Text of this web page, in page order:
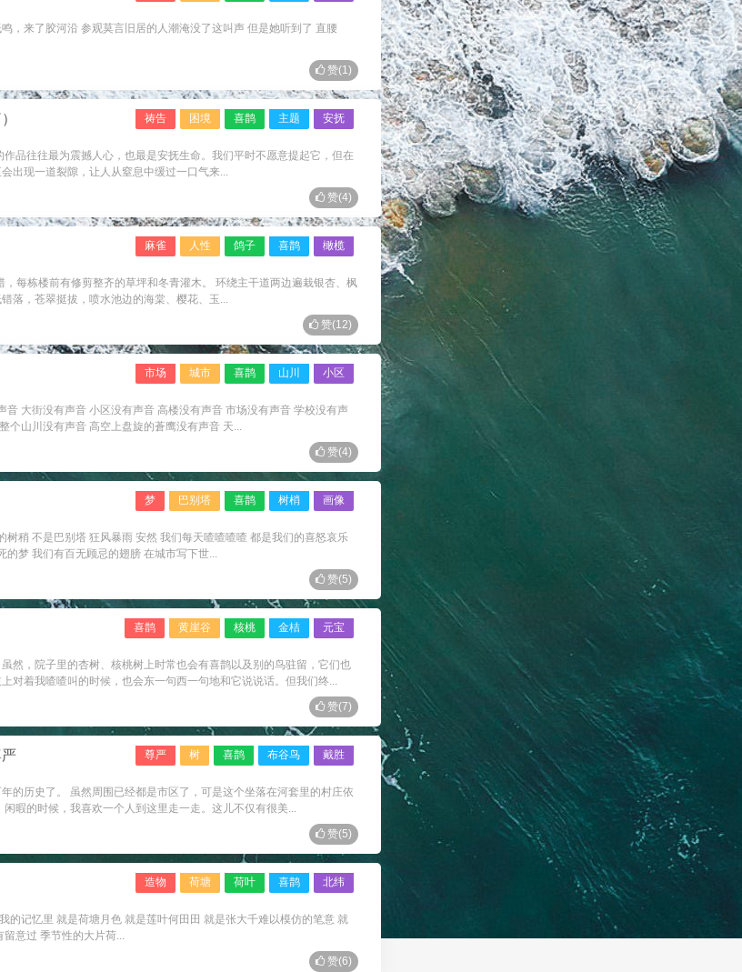
，来了胶河沿 参观莫言旧居的人潮淹没了这叫声 但是她听到了 直腰
赞(1)
祷告 困境 喜鹊 主题 安抚
品往往最为震撼人心，也最是安抚生命。我们平时不愿意提起它，但在
出现一道裂隙，让人从窒息中缓过一口气来...
赞(4)
麻雀 人性 鸽子 喜鹊 橄榄
每栋楼前有修剪整齐的草坪和冬青灌木。 环绕主干道两边遍栽银杏、枫
落，苍翠挺拔，喷水池边的海棠、樱花、玉...
赞(12)
市场 城市 喜鹊 山川 小区
大街没有声音 小区没有声音 高楼没有声音 市场没有声音 学校没有声
个山川没有声音 高空上盘旋的蒼鹰没有声音 天...
赞(4)
梦 巴别塔 喜鹊 树梢 画像
稍 不是巴别塔 狂风暴雨 安然 我们每天喳喳喳喳 都是我们的喜怒哀乐
梦 我们有百无顾忌的翅膀 在城市写下世...
赞(5)
喜鹊 黄崖谷 核桃 金桔 元宝
然，院子里的杏树、核桃树上时常也会有喜鹊以及别的鸟驻留，它们也
对着我喳喳叫的时候，也会东一句西一句地和它说说话。但我们终...
赞(7)
尊严 树 喜鹊 布谷鸟 戴胜
的历史了。 虽然周围已经都是市区了，可是这个坐落在河套里的村庄依
暇的时候，我喜欢一个人到这里走一走。这儿不仅有很美...
赞(5)
造物 荷塘 荷叶 喜鹊 北纬
的记忆里 就是荷塘月色 就是莲叶何田田 就是张大千难以模仿的笔意 就
意过 季节性的大片荷...
赞(6)